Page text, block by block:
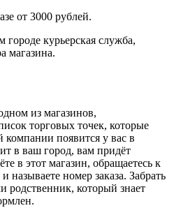
от 3000 рублей.
городе курьерская служба,
магазина.
из магазинов,
торговых точек, которые
появится у вас в
в ваш город, вам придёт
в этот магазин, обращаетесь к
называете номер заказа. Забрать
родственник, который знает